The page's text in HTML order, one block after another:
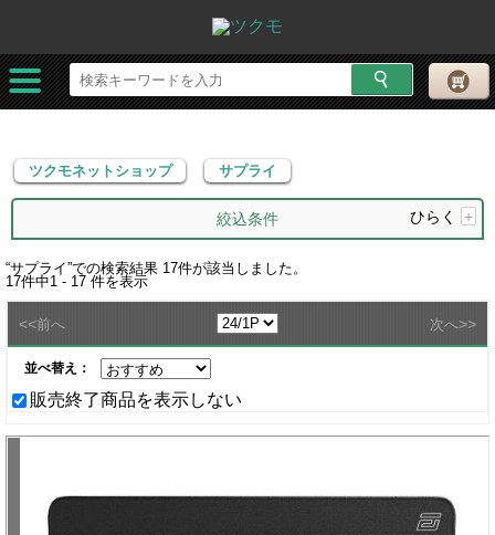
ツクモネットショップ サプライ
ツクモネットショップ サプライ
絞込条件 ひらく +
“サプライ”での検索結果 17件が該当しました。
17件中1 - 17 件を表示
<<前へ 次へ>>
並べ替え：
販売終了商品を表示しない